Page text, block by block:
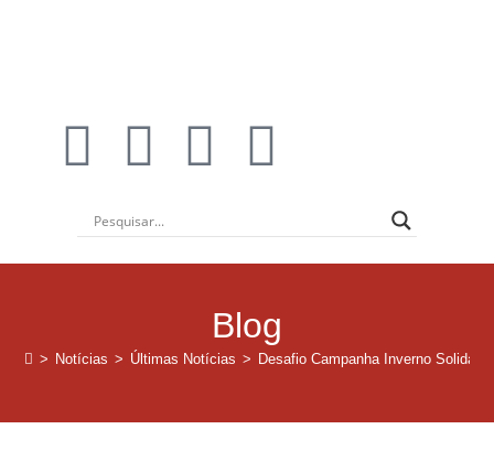
Blog
> Notícias > Últimas Notícias > Desafio Campanha Inverno Solidário